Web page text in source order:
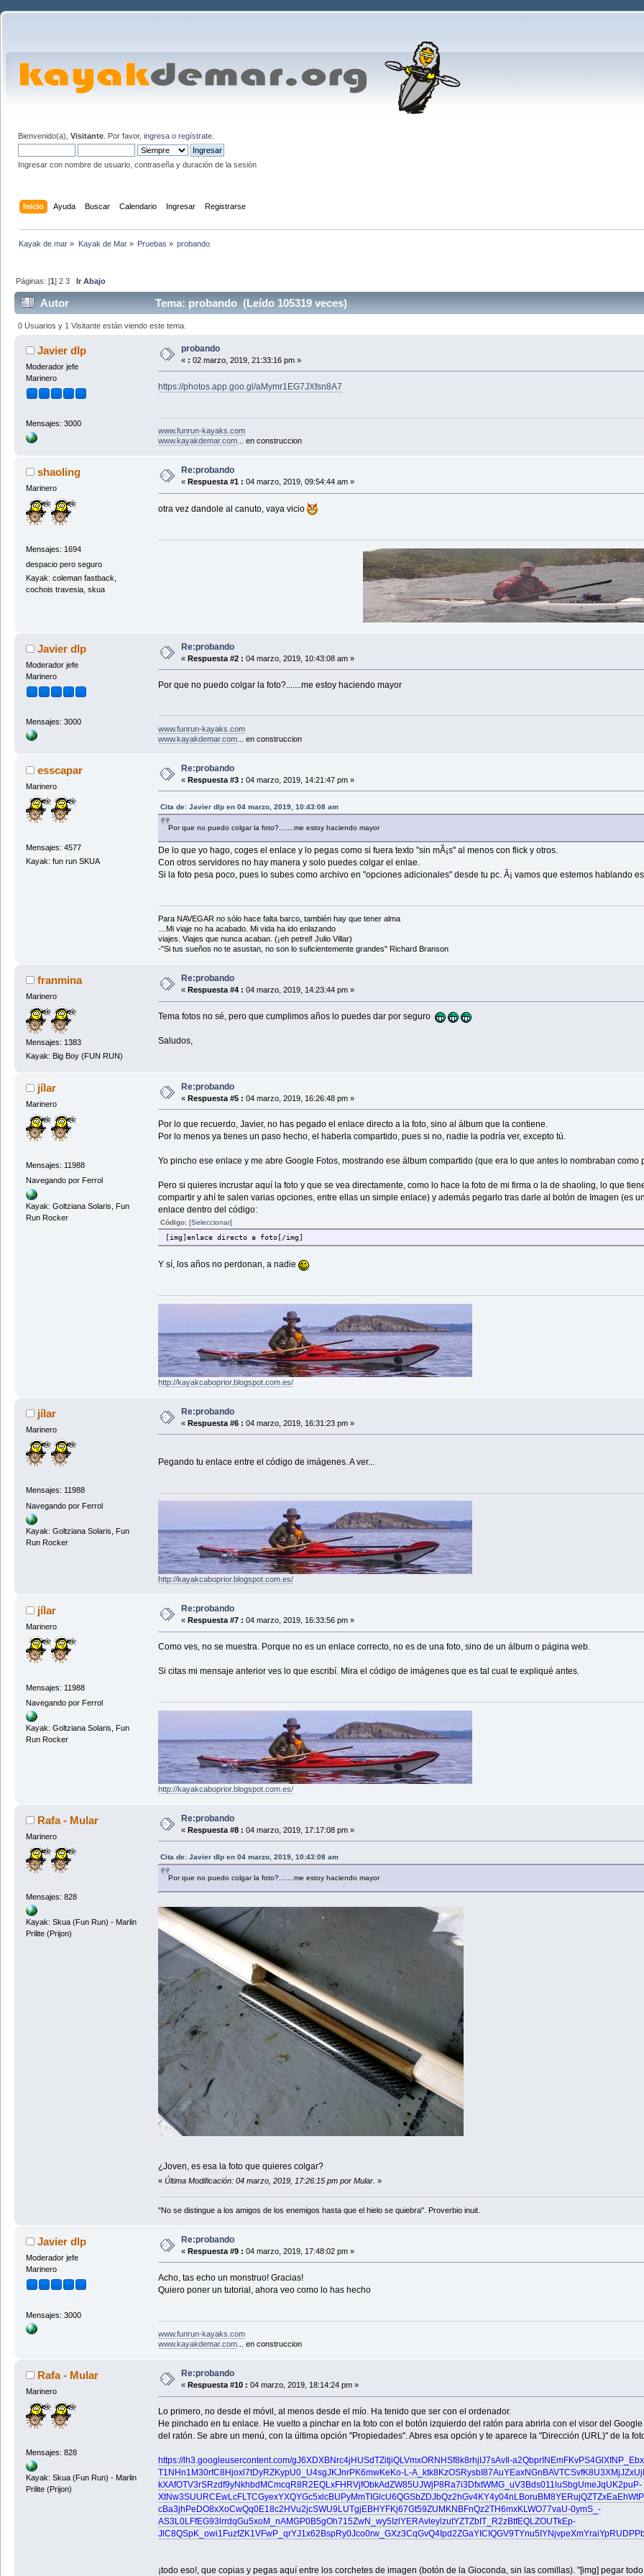
Bienvenido(a), Visitante . Por favor, ingresa o regístrate
Ingresar con nombre de usuario, contraseña y duración de la sesión
Inicio Ayuda Buscar Calendario Ingresar Registrarse
Kayak de mar » Kayak de Mar» Pruebas » probando
Páginas: [1]2 3 Ir Abajo
Autor Tema: probando (Leído 105319 veces)
0 Usuarios y 1 Visitante están viendo este tema.
Javier dlp
Moderador jefe
Marinero
Mensajes: 3000
probando
« : 02 marzo, 2019, 21:33:16 pm »
https://photos.app.goo.gl/aMymr1EG7JXfsn8A7
www.funrun-kayaks.com
www.kayakdemar.com... en construccion
shaoling
Marinero
Mensajes: 1694
despacio pero seguro
Kayak: coleman fastback,
cochois travesia, skua
Re:probando
« Respuesta #1 : 04 marzo, 2019, 09:54:44 am »
otra vez dandole al canuto, vaya vicio
Javier dlp
Moderador jefe
Marinero
Mensajes: 3000
Re:probando
« Respuesta #2 : 04 marzo, 2019, 10:43:08 am »
Por que no puedo colgar la foto?.......me estoy haciendo mayor
www.funrun-kayaks.com
www.kayakdemar.com... en construccion
esscapar
Marinero
Mensajes: 4577
Kayak: fun run SKUA
Re:probando
« Respuesta #3 : 04 marzo, 2019, 14:21:47 pm »
Cita de: Javier dlp en 04 marzo, 2019, 10:43:08 am
Por que no puedo colgar la foto?.......me estoy haciendo mayor
De lo que yo hago, coges el enlace y lo pegas como si fuera texto "sin mÃ¡s" al menos con flick y otros.
Con otros servidores no hay manera y solo puedes colgar el enlae.
Si la foto pesa poco, pues lo subes como archivo en "opciones adicionales" desde tu pc. Â¡ vamos que estemos hablando
Para NAVEGAR no sólo hace falta barco, también hay que tener alma
…Mi viaje no ha acabado. Mi vida ha ido enlazando
viajes. Viajes que nunca acaban. (¡eh petrel! Julio Villar)
-"Si tus sueños no te asustan, no son lo suficientemente grandes" Richard Branson
franmina
Marinero
Mensajes: 1383
Kayak: Big Boy (FUN RUN)
Re:probando
« Respuesta #4 : 04 marzo, 2019, 14:23:44 pm »
Tema fotos no sé, pero que cumplimos años lo puedes dar por seguro
Saludos,
jílar
Marinero
Mensajes: 11988
Navegando por Ferrol
Kayak: Goltziana Solaris, Fun
Run Rocker
Re:probando
« Respuesta #5 : 04 marzo, 2019, 16:26:48 pm »
Por lo que recuerdo, Javier, no has pegado el enlace directo a la foto, sino al álbum que la contiene.
Por lo menos ya tienes un paso hecho, el haberla compartido, pues si no, nadie la podría ver, excepto tú.
Yo pincho ese enlace y me abre Google Fotos, mostrando ese álbum compartido (que era lo que antes lo nombraban
Pero si quieres incrustar aquí la foto y que se vea directamente, como lo hace la foto de mi firma o la de shaoling, lo que
compartir y ahí te salen varias opciones, entre ellas un simple enlace) y además pegarlo tras darle al botón de Imagen (es
enlace dentro del código:
Código: [Seleccionar]
[img]enlace directo a foto[/img]
Y sí, los años no perdonan, a nadie
http://kayakcaboprior.blogspot.com.es/
jílar
Marinero
Mensajes: 11988
Navegando por Ferrol
Kayak: Goltziana Solaris, Fun
Run Rocker
Re:probando
« Respuesta #6 : 04 marzo, 2019, 16:31:23 pm »
Pegando tu enlace entre el código de imágenes. A ver...
http://kayakcaboprior.blogspot.com.es/
jílar
Marinero
Mensajes: 11988
Navegando por Ferrol
Kayak: Goltziana Solaris, Fun
Run Rocker
Re:probando
« Respuesta #7 : 04 marzo, 2019, 16:33:56 pm »
Como ves, no se muestra. Porque no es un enlace correcto, no es de una foto, sino de un álbum o página web.
Si citas mi mensaje anterior ves lo que escribí. Mira el código de imágenes que es tal cual te expliqué antes.
http://kayakcaboprior.blogspot.com.es/
Rafa - Mular
Marinero
Mensajes: 828
Kayak: Skua (Fun Run) - Marlin
Prilite (Prijon)
Re:probando
« Respuesta #8 : 04 marzo, 2019, 17:17:08 pm »
Cita de: Javier dlp en 04 marzo, 2019, 10:43:08 am
Por que no puedo colgar la foto?.......me estoy haciendo mayor
¿Joven, es esa la foto que quieres colgar?
« Última Modificación: 04 marzo, 2019, 17:26:15 pm por Mular. »
"No se distingue a los amigos de los enemigos hasta que el hielo se quiebra". Proverbio inuit.
Javier dlp
Moderador jefe
Marinero
Mensajes: 3000
Re:probando
« Respuesta #9 : 04 marzo, 2019, 17:48:02 pm »
Acho, tas echo un monstruo! Gracias!
Quiero poner un tutorial, ahora veo como lo has hecho
www.funrun-kayaks.com
www.kayakdemar.com... en construccion
Rafa - Mular
Marinero
Mensajes: 828
Kayak: Skua (Fun Run) - Marlin
Prilite (Prijon)
Re:probando
« Respuesta #10 : 04 marzo, 2019, 18:14:24 pm »
Lo primero, no desde el móvil, al menos desde el mío. Ha tenido que ser con el ordenador.
He pinchado en tu enlace. He vuelto a pinchar en la foto con el botón izquierdo del ratón para abrirla con el visor del
del ratón. Se abre un menú, con la última opción "Propiedades". Abres esa opción y te aparece la "Dirección (URL)" de la
https://lh3.googleusercontent.com/gJ6XDXBNrc4jHUSdTZitjiQLVmxORNHSf8k8rhjIJ7sAvIl-
T1NHn1M30rfC8Hjoxl7tDyRZKypU0_U4sgJKJnrPK6mwKeKo-L-
kXAfOTV3rSRzdf9yNkhbdMCmcqR8R2EQLxFHRVjfObkAdZW85UJWjP8Ra7i3DfxtWMG_uV3Bds011luSbgUmeJqUK2puP-
cBa3jhPeDO8xXoCwQq0E18c2HVu2jcSWU9LUTgjEBHYFKj67Gt59ZUMKNBFnQz2TH6mxKLWO77vaU-0ymS_-
AS3L0LFfEG93lrrdqGu5xoM_nAMGP0B5gOh715ZwN_wy5IzlYERAvleylzutYZTZbIT_R2zBtfEQLZOUTkEp-
¡todo eso!, que copias y pegas aquí entre los corchetes de imagen (botón de la Gioconda, sin las comillas). "[img] pegar